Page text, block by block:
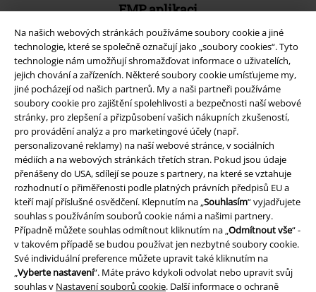
Na našich webových stránkách používáme soubory cookie a jiné
technologie, které se společně označují jako „soubory cookies“. Tyto
technologie nám umožňují shromažďovat informace o uživatelích,
jejich chování a zařízeních. Některé soubory cookie umísťujeme my,
jiné pocházejí od našich partnerů. My a naši partneři používáme
soubory cookie pro zajištění spolehlivosti a bezpečnosti naší webové
stránky, pro zlepšení a přizpůsobení vašich nákupních zkušeností,
pro provádění analýz a pro marketingové účely (např.
personalizované reklamy) na naší webové stránce, v sociálních
médiích a na webových stránkách třetích stran. Pokud jsou údaje
přenášeny do USA, sdílejí se pouze s partnery, na které se vztahuje
rozhodnutí o přiměřenosti podle platných právních předpisů EU a
kteří mají příslušné osvědčení. Klepnutím na „Souhlasím“ vyjadřujete
souhlas s používáním souborů cookie námi a našimi partnery.
Případně můžete souhlas odmítnout kliknutím na „Odmítnout vše“ -
v takovém případě se budou používat jen nezbytné soubory cookie.
Své individuální preference můžete upravit také kliknutím na
„Vyberte nastavení“. Máte právo kdykoli odvolat nebo upravit svůj
souhlas v Nastavení souborů cookie. Další informace o ochraně
EMP aplikaci
Stáhněte si novou EMP aplikaci zdarma a využijte všechny nové
funkce a výhody!
A Warner Music Group Company